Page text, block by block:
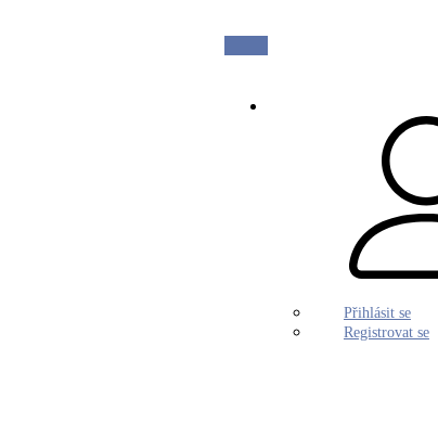
Přihlásit se
Registrovat se